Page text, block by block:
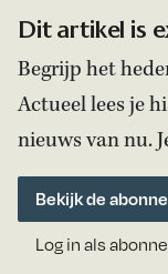
Dit artikel is
Begrijp het
Actueel lees je
nieuws van nu.
Bekijk de
Log in als